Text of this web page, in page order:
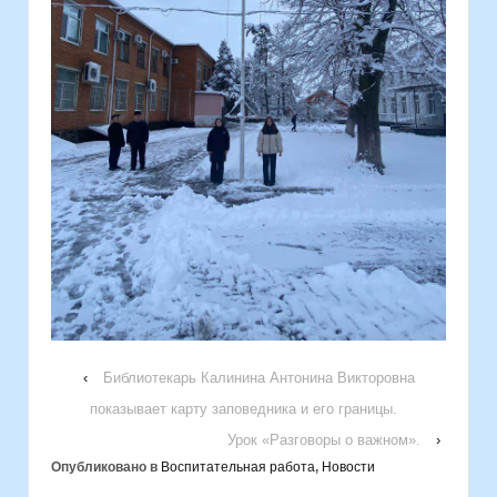
‹
Библиотекарь Калинина Антонина Викторовна
показывает карту заповедника и его границы.
Урок «Разговоры о важном».
›
Опубликовано в Воспитательная работа, Новости